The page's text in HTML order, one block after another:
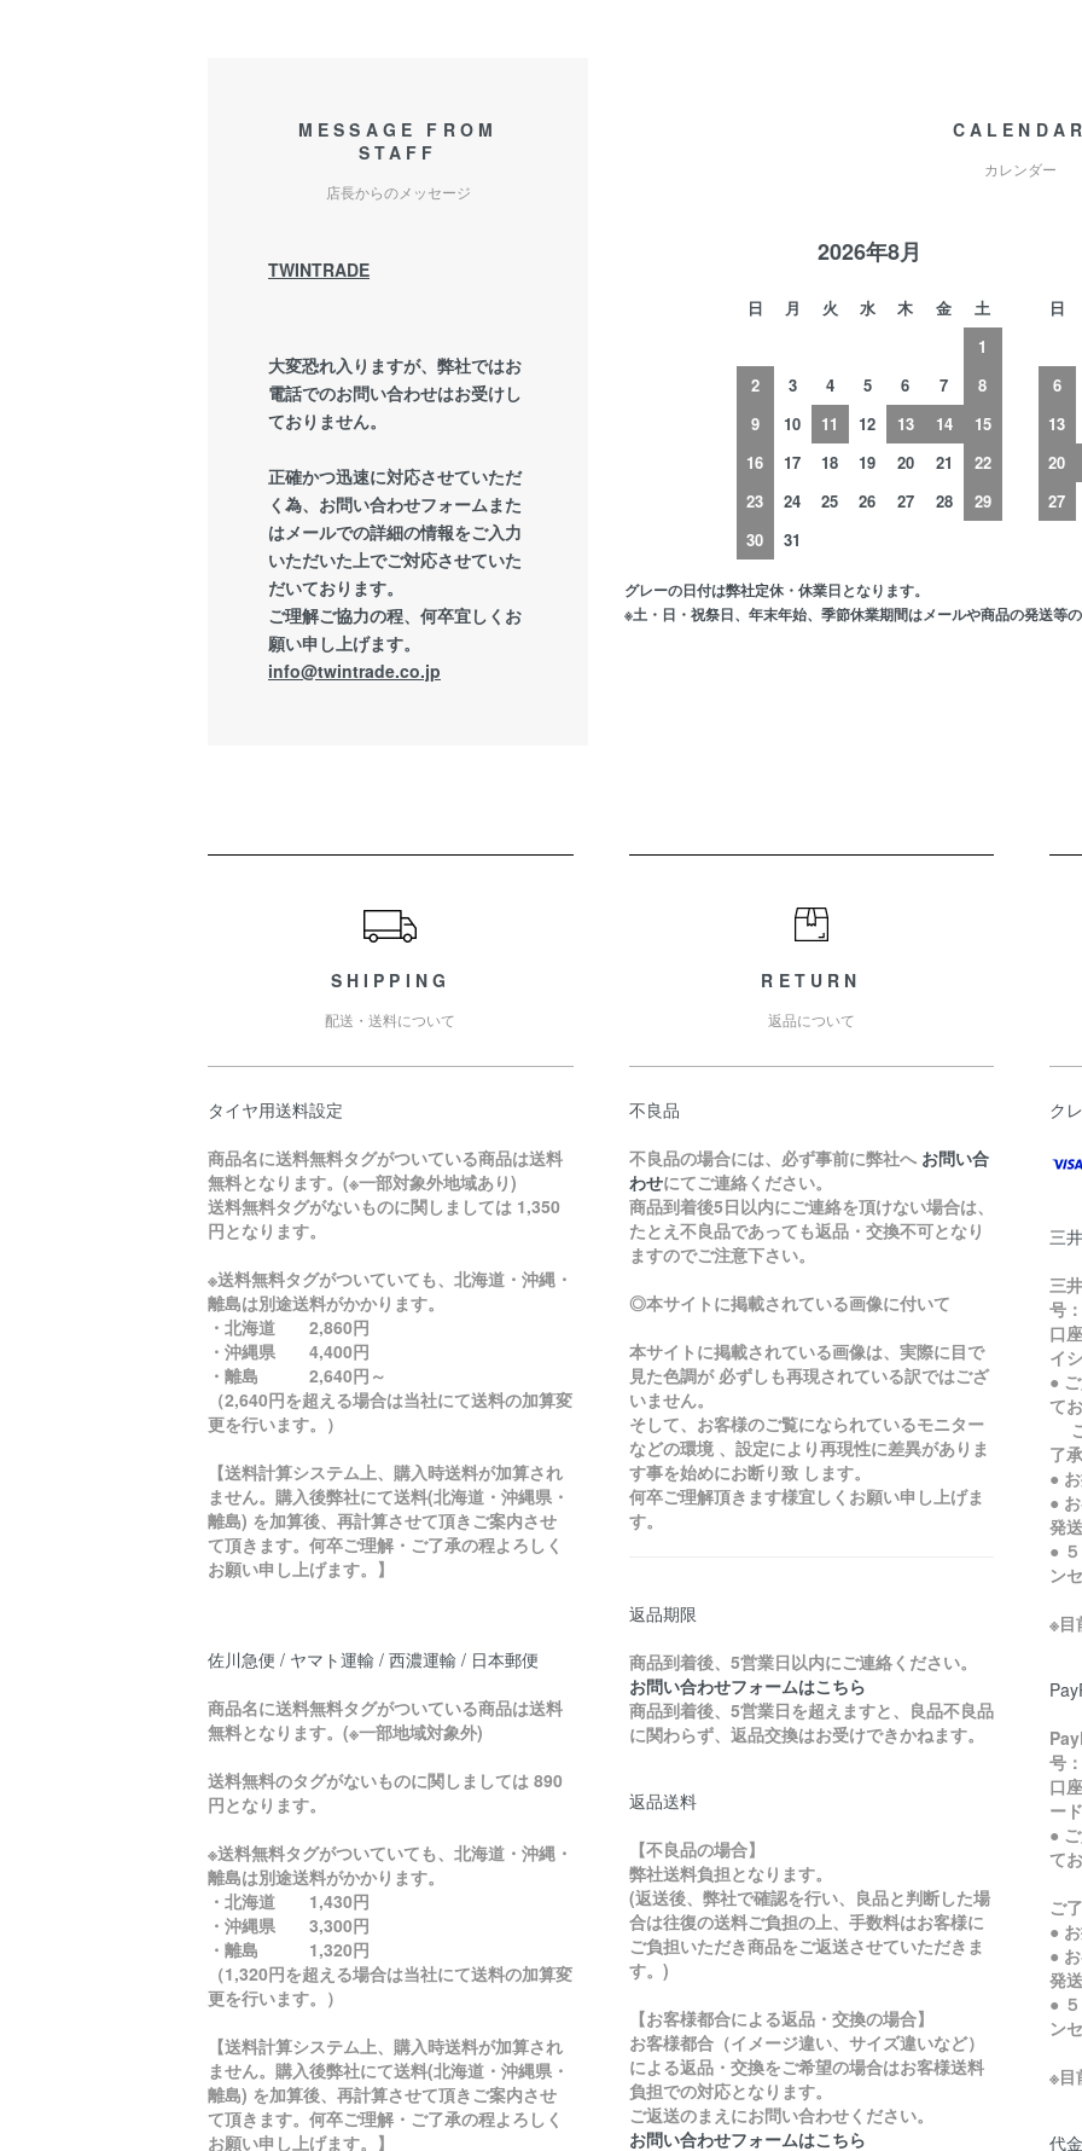
MESSAGE FROM
STAFF
店長からのメッセージ
TWINTRADE
大変恐れ入りますが、弊社ではお
電話でのお問い合わせはお受けし
ておりません。
正確かつ迅速に対応させていただ
く為、お問い合わせフォームまた
はメールでの詳細の情報をご入力
いただいた上でご対応させていた
だいております。
ご理解ご協力の程、何卒宜しくお
願い申し上げます。
info@twintrade.co.jp
カレンダー
2026年8月
日 月 火 水 木 金
土
1
2
3 4 5 6 7
8
9
10 11 12 13 14
15
16
17 18 19 20 21
22
23
24 25 26 27 28
29
30
31
日
6
13
20
27
グレーの日付は弊社定休・休業日となります。
※土・日・祝祭日、年末年始、季節休業期間はメールや商品の発送等
SHIPPING
配送・送料について
タイヤ用送料設定
商品名に送料無料タグがついている商品は送料
無料となります。(※一部対象外地域あり)
送料無料タグがないものに関しましては 1,350
円となります。
※送料無料タグがついていても、北海道・沖縄・
離島は別途送料がかかります。
・北海道 2,860円
・沖縄県 4,400円
・離島 2,640円～
（2,640円を超える場合は当社にて送料の加算変
更を行います。）
【送料計算システム上、購入時送料が加算され
ません。購入後弊社にて送料(北海道・沖縄県・
離島) を加算後、再計算させて頂きご案内させ
て頂きます。何卒ご理解・ご了承の程よろしく
お願い申し上げます。】
佐川急便 / ヤマト運輸 / 西濃運輸 / 日本郵便
商品名に送料無料タグがついている商品は送料
無料となります。(※一部地域対象外)
送料無料のタグがないものに関しましては 890
円となります。
※送料無料タグがついていても、北海道・沖縄・
離島は別途送料がかかります。
・北海道 1,430円
・沖縄県 3,300円
・離島 1,320円
（1,320円を超える場合は当社にて送料の加算変
更を行います。）
【送料計算システム上、購入時送料が加算され
ません。購入後弊社にて送料(北海道・沖縄県・
離島) を加算後、再計算させて頂きご案内させ
て頂きます。何卒ご理解・ご了承の程よろしく
お願い申し上げます。】
RETURN
返品について
不良品
不良品の場合には、必ず事前に弊社へ お問い合
わせにてご連絡ください。
商品到着後5日以内にご連絡を頂けない場合は、
たとえ不良品であっても返品・交換不可となり
ますのでご注意下さい。
◎本サイトに掲載されている画像に付いて
本サイトに掲載されている画像は、実際に目で
見た色調が 必ずしも再現されている訳ではござ
いません。
そして、お客様のご覧になられているモニター
などの環境 、設定により再現性に差異がありま
す事を始めにお断り致 します。
何卒ご理解頂きます様宜しくお願い申し上げま
す。
返品期限
商品到着後、5営業日以内にご連絡ください。
お問い合わせフォームはこちら
商品到着後、5営業日を超えますと、良品不良品
に関わらず、返品交換はお受けできかねます。
返品送料
【不良品の場合】
弊社送料負担となります。
(返送後、弊社で確認を行い、良品と判断した場
合は往復の送料ご負担の上、手数料はお客様に
ご負担いただき商品をご返送させていただきま
す。)
【お客様都合による返品・交換の場合】
お客様都合（イメージ違い、サイズ違いなど）
による返品・交換をご希望の場合はお客様送料
負担での対応となります。
ご返送のまえにお問い合わせください。
お問い合わせフォームはこちら
ク
三
三
号
口
イ
●
て
了
●
●
発
●
ン
※目
号
口
ー
●
て
ご
●
●
発
●
ン
※目
代